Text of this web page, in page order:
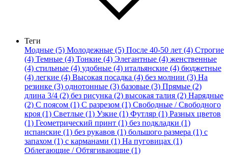
Теги
Модные (5) Молодежные (5) После 40-50 лет (4) Строгие
(4) Темные (4) Тонкие (4) Элегантные (4) женственные
(4) стильные (4) удобные (4) итальянские (4) бюджетные
(4) легкие (4) Высокая посадка (4) без молнии (3) На
резинке (3) однотонные (3) базовые (3) Прямые (2)
длина 3/4 (2) без рисунка (2) высокая талия (2) Нарядные
(2) С поясом (1) С разрезом (1) Свободные / Свободного
кроя (1) Светлые (1) Узкие (1) Футляр (1) Разных цветов
(1) Геометрический принт (1) без подкладки (1)
испанские (1) без рукавов (1) большого размера (1) с
запахом (1) с карманами (1) На пуговицах (1)
Облегающие / Обтягивающие (1)